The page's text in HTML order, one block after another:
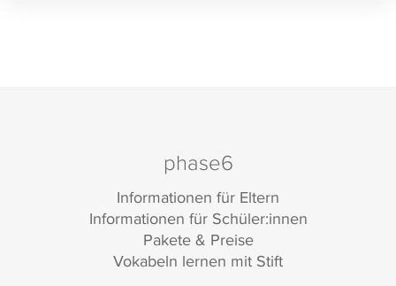
phase6
Informationen für Eltern
Informationen für Schüler:innen
Pakete & Preise
Vokabeln lernen mit Stift